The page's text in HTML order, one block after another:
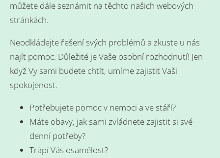
můžete dále seznámit na těchto našich webových
stránkách.
Neodkládejte řešení svých problémů a zkuste u nás
najít pomoc. Důležité je Vaše osobní rozhodnutí! Jen
když Vy sami budete chtít, umíme zajistit Vaši
spokojenost.
Potřebujete pomoc v nemoci a ve stáří?
Máte obavy, jak sami zvládnete zajistit si své
denní potřeby?
Trápí Vás osamělost?